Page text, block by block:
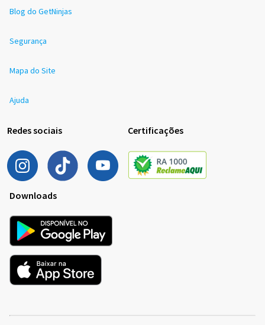
Blog do GetNinjas
Segurança
Mapa do Site
Ajuda
Redes sociais Certificações
Downloads